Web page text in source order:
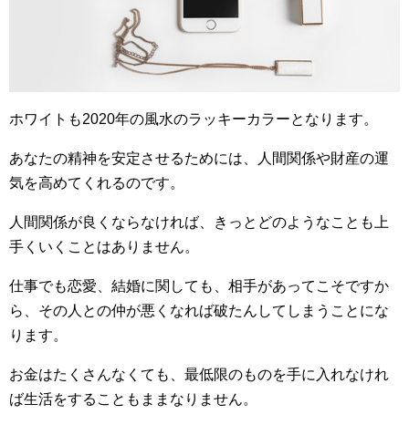
ホワイトも2020年の風水のラッキーカラーとなります。
あなたの精神を安定させるためには、人間関係や財産の運
気を高めてくれるのです。
人間関係が良くならなければ、きっとどのようなことも上
手くいくことはありません。
仕事でも恋愛、結婚に関しても、相手があってこそですか
ら、その人との仲が悪くなれば破たんしてしまうことにな
ります。
お金はたくさんなくても、最低限のものを手に入れなけれ
ば生活をすることもままなりません。